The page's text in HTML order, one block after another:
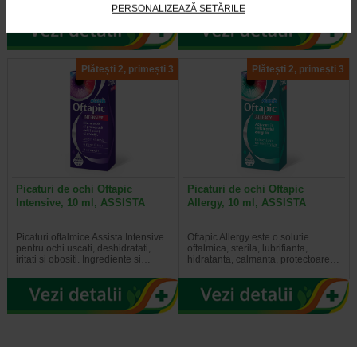
PERSONALIZEAZĂ SETĂRILE
Plătești 2, primești 3
Picaturi de ochi Oftapic
Intensive, 10 ml, ASSISTA
Picaturi oftalmice Assista Intensive
pentru ochi uscati, deshidratati,
iritati si obositi. Ingrediente si…
Plătești 2, primești 3
Picaturi de ochi Oftapic
Allergy, 10 ml, ASSISTA
Oftapic Allergy este o solutie
oftalmica, sterila, lubrifianta,
hidratanta, calmanta, protectoare…